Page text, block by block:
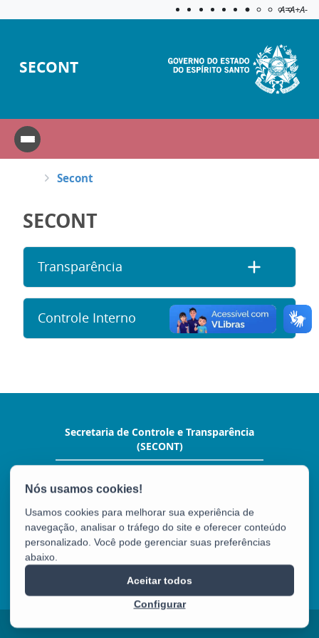
Aplicar
A=A+A-
SECONT
Secont
SECONT
Transparência
Controle Interno
Secretaria de Controle e Transparência
(SECONT)
Hoffman,10º andar. - Enseada do Suá
Tel.: (27) 3636-5352
Usamos cookies para melhorar sua experiência de
navegação, analisar o tráfego do site e oferecer conteúdo
personalizado. Você pode gerenciar suas preferências
abaixo.
Configurar
Aceitar todos